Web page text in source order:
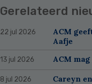
Gerelateerd
22 jul 2026
ACM
Aafje
13 jul 2026 ACM
8 jul 2026 Careyn